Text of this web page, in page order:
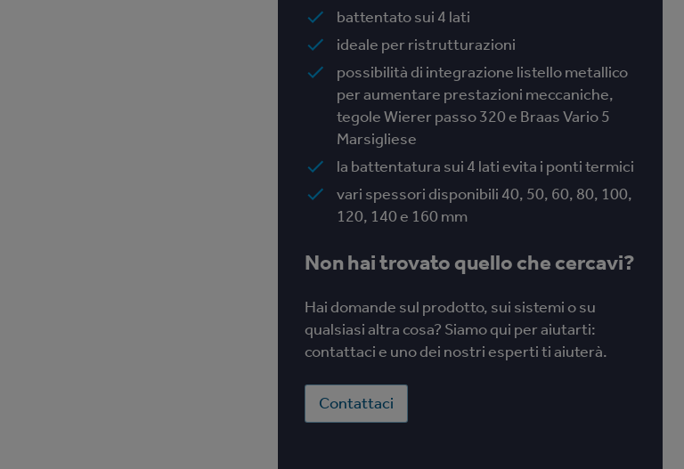
battentato sui 4 lati
ideale per ristrutturazioni
possibilità di integrazione listello metallico
per aumentare prestazioni meccaniche,
tegole Wierer passo 320 e Braas Vario 5
Marsigliese
la battentatura sui 4 lati evita i ponti termici
vari spessori disponibili 40, 50, 60, 80, 100,
120, 140 e 160 mm
Non hai trovato quello che cercavi?
Hai domande sul prodotto, sui sistemi o su
qualsiasi altra cosa? Siamo qui per aiutarti:
contattaci e uno dei nostri esperti ti aiuterà.
Contattaci